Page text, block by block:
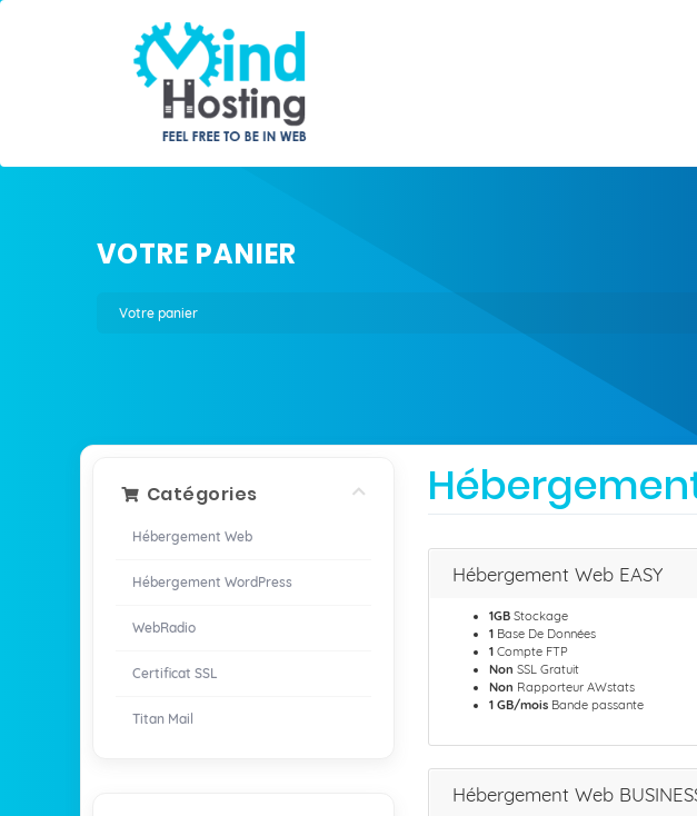
VOTRE PANIER
Votre panier
Catégories
Hébergement Web
Hébergement WordPress
WebRadio
Certificat SSL
Titan Mail
Hébergement Web EASY
1GB Stockage
1 Base De Données
1 Compte FTP
Non SSL Gratuit
Non Rapporteur AWstats
1 GB/mois Bande passante
Hébergement Web